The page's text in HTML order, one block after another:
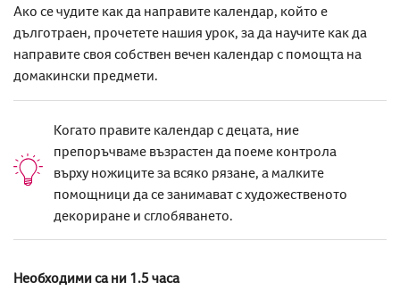
Ако се чудите как да направите календар, който е
дълготраен, прочетете нашия урок, за да научите как да
направите своя собствен вечен календар с помощта на
домакински предмети.
Когато правите календар с децата, ние
препоръчваме възрастен да поеме контрола
върху ножиците за всяко рязане, а малките
помощници да се занимават с художественото
декориране и сглобяването.
Необходими са ни 1.5 часа